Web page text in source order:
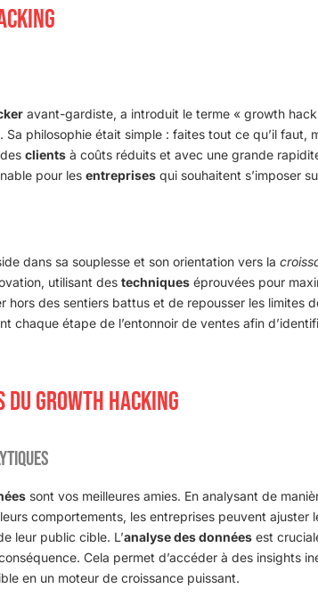
avant-gardiste, a introduit le terme « growth
. Sa philosophie était simple : faites tout ce qu’il faut,
clients à coûts réduits et avec une grande
pour les entreprises qui souhaitent s’imposer
dans sa souplesse et son orientation vers la
utilisant des techniques éprouvées pour
hors des sentiers battus et de repousser les limites
chaque étape de l’entonnoir de ventes afin
DU GROWTH HACKING
sont vos meilleures amies. En analysant de
comportements, les entreprises peuvent ajuster
leur public cible. L’analyse des données est
Cela permet d’accéder à des insights
en un moteur de croissance puissant.